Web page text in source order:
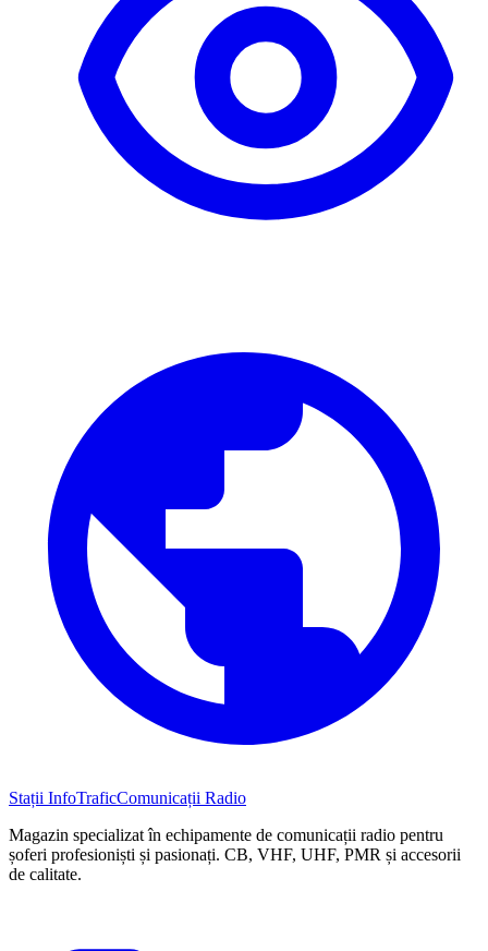
Stații InfoTraficComunicații Radio
Magazin specializat în echipamente de comunicații radio pentru
șoferi profesioniști și pasionați. CB, VHF, UHF, PMR și accesorii
de calitate.